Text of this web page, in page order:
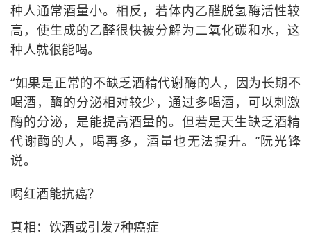
种人通常酒量小。相反，若体内乙醛脱氢酶活性较
高，使生成的乙醛很快被分解为二氧化碳和水，这
种人就很能喝。
“如果是正常的不缺乏酒精代谢酶的人，因为长期不
喝酒，酶的分泌相对较少，通过多喝酒，可以刺激
酶的分泌，是能提高酒量的。但若是天生缺乏酒精
代谢酶的人，喝再多，酒量也无法提升。”阮光锋
说。
喝红酒能抗癌？
真相：饮酒或引发7种癌症